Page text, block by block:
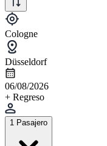
Cologne
Düsseldorf
06/08/2026
+ Regreso
1 Pasajero